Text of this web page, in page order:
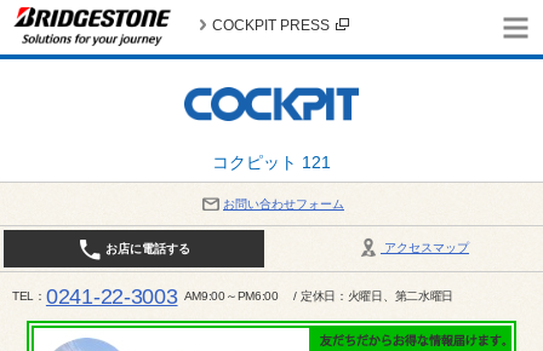
コクピット 121
COCKPIT PRESS
お問い合わせフォーム
アクセスマップ
お店に電話する
TEL 0241-22-3003 AM9:00～PM6:00 / 定休日：火曜日、第二水曜日